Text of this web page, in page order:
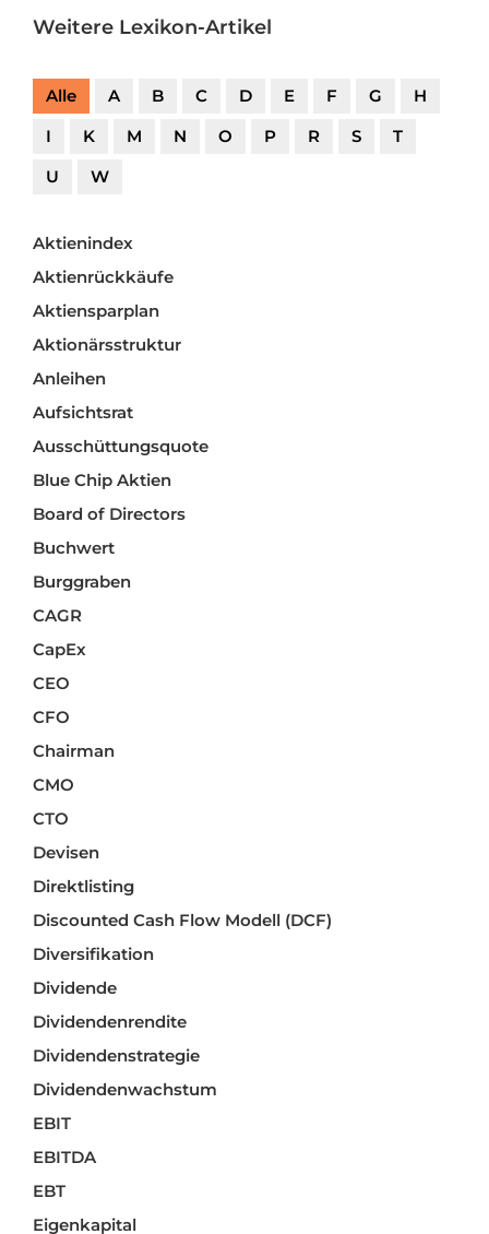
Weitere Lexikon-Artikel
Alle A B C D E F G
H
I
K M N O P R S
T
U
W
Aktienindex
Aktienrückkäufe
Aktiensparplan
Aktionärsstruktur
Anleihen
Aufsichtsrat
Ausschüttungsquote
Blue Chip Aktien
Board of Directors
Buchwert
Burggraben
CAGR
CapEx
CEO
CFO
Chairman
CMO
CTO
Devisen
Direktlisting
Discounted Cash Flow Modell (DCF)
Diversifikation
Dividende
Dividendenrendite
Dividendenstrategie
Dividendenwachstum
EBIT
EBITDA
EBT
Eigenkapital